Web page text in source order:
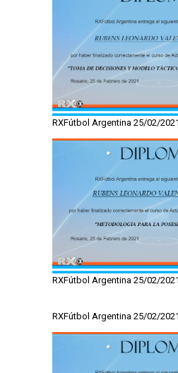
RXFútbol Argentina 25/02/2021
RXFútbol Argentina 25/02/2021
RXFútbol Argentina 25/02/2021